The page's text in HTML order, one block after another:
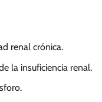
renal crónica.
la insuficiencia renal.